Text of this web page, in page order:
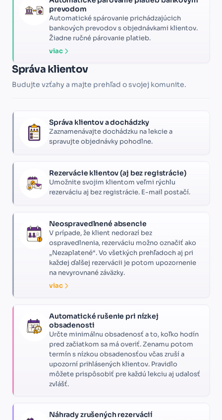
prevodom
Automatické spárovanie prichádzajúcich
bankových prevodov s objednávkami klientov.
Žiadne ručné párovanie platieb.
viac
Správa klientov
Budujte vzťahy a majte prehľad o svojej komunite.
Správa klientov a dochádzky
Zaznamenávajte dochádzku na lekcie a
spravujte objednávky pohodlne.
Rezervácie klientov (aj bez registrácie)
Umožnite svojim klientom veľmi rýchlu
rezerváciu aj bez registrácie. E-mail postačí.
Neospravedlnené absencie
V prípade, že klient nedorazí bez
ospravedlnenia, rezerváciu možno označiť ako
„Nezaplatené“. Vo všetkých prehľadoch aj pri
každej ďalšej rezervácii je potom upozornenie
na nevyrovnané záväzky.
viac
Automatické rušenie pri nízkej
obsadenosti
Určte minimálnu obsadenosť a to, koľko hodín
pred začiatkom sa má overiť. Zenamu potom
termín s nízkou obsadenosťou včas zruší a
upozorní prihlásených klientov. Pravidlo
môžete prispôsobiť pre každú lekciu aj udalosť
zvlášť.
Náhrady zrušených rezervácií